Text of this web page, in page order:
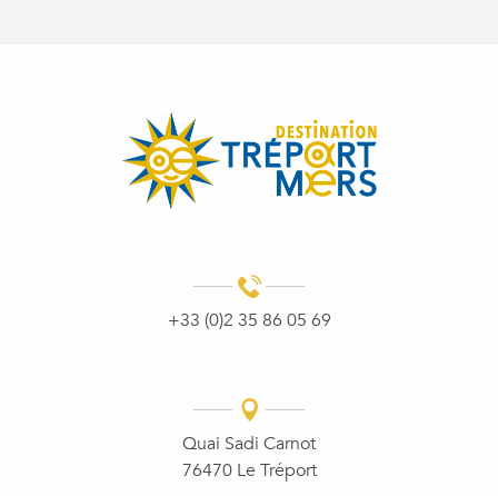
+33 (0)2 35 86 05 69
Quai Sadi Carnot
76470 Le Tréport